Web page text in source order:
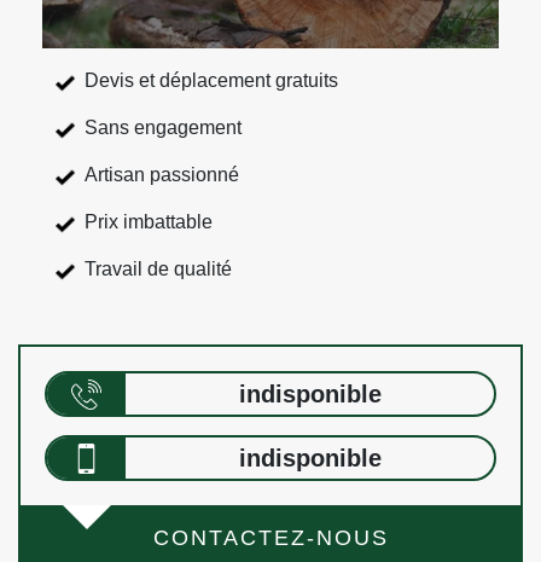
Devis et déplacement gratuits
Sans engagement
Artisan passionné
Prix imbattable
Travail de qualité
indisponible
indisponible
CONTACTEZ-NOUS